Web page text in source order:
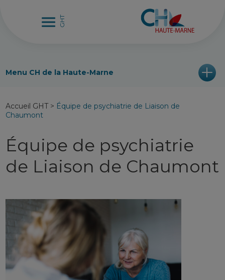
Menu CH de la Haute-Marne
Accueil GHT> Équipe de psychiatrie de Liaison de
Chaumont
Équipe de psychiatrie
de Liaison de Chaumont